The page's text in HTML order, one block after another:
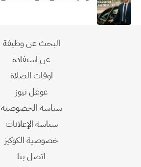
البحث عن وظيفة
عن استفادة
اوقات الصلاة
غوغل نيوز
سياسة الخصوصية
سياسة الإعلانات
خصوصية الكوكيز
اتصل بنا